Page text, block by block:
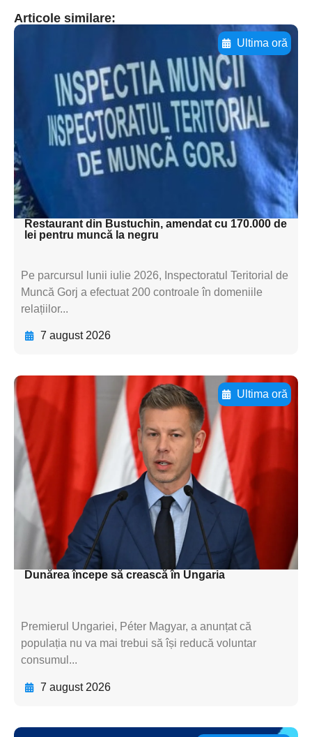
Articole similare:
Ultima oră
Adaugă aici textul pentru
subtitluAdaugă aici
textul pentru
subtitluAdaugă aici
textul pentru
subtitluAdaugă aici
textul pentru subti
Restaurant din Bustuchin, amendat cu 170.000 de
lei pentru muncă la negru
Pe parcursul lunii iulie 2026, Inspectoratul Teritorial de
Muncă Gorj a efectuat 200 controale în domeniile
relațiilor...
7 august 2026
Ultima oră
Adaugă aici textul pentru
subtitluAdaugă aici
textul pentru
subtitluAdaugă aici
textul pentru
subtitluAdaugă aici
textul pentru subti
Dunărea începe să crească în Ungaria
Premierul Ungariei, Péter Magyar, a anunțat că
populația nu va mai trebui să își reducă voluntar
consumul...
7 august 2026